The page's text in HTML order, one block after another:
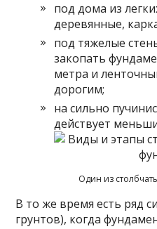
под дома из
деревянные,
под тяжелые
закопать
метра и
дорогим;
на сильно
действует
Один из
В то же время есть ряд
грунтов), когда